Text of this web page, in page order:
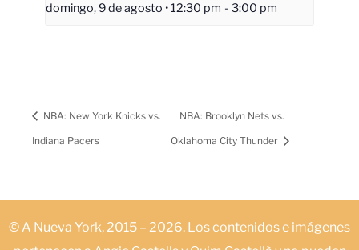
domingo, 9 de agosto • 12:30 pm - 3:00 pm
NBA: New York Knicks vs.
Indiana Pacers
NBA: Brooklyn Nets vs.
Oklahoma City Thunder
© A Nueva York, 2015 – 2026. Los contenidos e imágenes